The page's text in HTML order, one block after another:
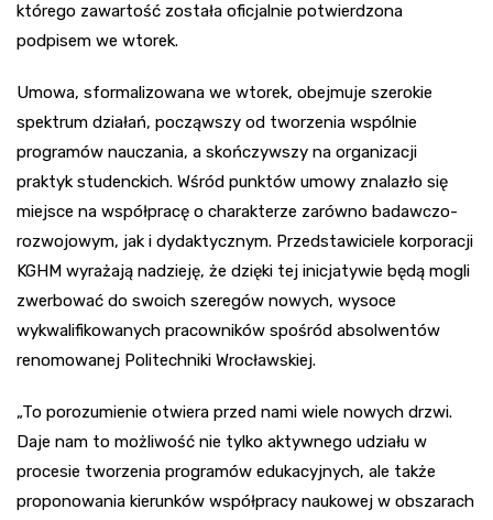
którego zawartość została oficjalnie potwierdzona
podpisem we wtorek.
Umowa, sformalizowana we wtorek, obejmuje szerokie
spektrum działań, począwszy od tworzenia wspólnie
programów nauczania, a skończywszy na organizacji
praktyk studenckich. Wśród punktów umowy znalazło się
miejsce na współpracę o charakterze zarówno badawczo-
rozwojowym, jak i dydaktycznym. Przedstawiciele korporacji
KGHM wyrażają nadzieję, że dzięki tej inicjatywie będą mogli
zwerbować do swoich szeregów nowych, wysoce
wykwalifikowanych pracowników spośród absolwentów
renomowanej Politechniki Wrocławskiej.
„To porozumienie otwiera przed nami wiele nowych drzwi.
Daje nam to możliwość nie tylko aktywnego udziału w
procesie tworzenia programów edukacyjnych, ale także
proponowania kierunków współpracy naukowej w obszarach